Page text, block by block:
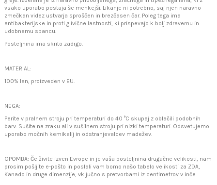
vsako uporabo postaja še mehkejši. Likanje ni potrebno, saj njen naravno
zmečkan videz ustvarja sproščen in brezčasen čar. Poleg tega ima
antibakterijske in proti glivične lastnosti, ki prispevajo k bolj zdravemu in
udobnemu spancu.
Posteljnina ima skrito zadrgo.
MATERIAL:
100% lan, proizveden v EU.
NEGA:
Perite v pralnem stroju pri temperaturi do 40 °C skupaj z oblačili podobnih
barv. Sušite na zraku ali v sušilnem stroju pri nizki temperaturi. Odsvetujemo
uporabo močnih kemikalij in odstranjevalcev madežev.
OPOMBA: Če živite izven Evrope in je vaša posteljnina drugačne velikosti, nam
prosim pošljite e-pošto in poslali vam bomo našo tabelo velikosti za ZDA,
Kanado in druge dimenzije, vključno s pretvorbami iz centimetrov v inče.